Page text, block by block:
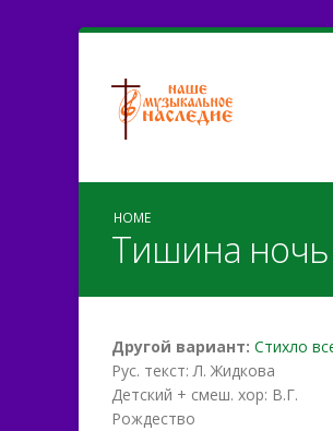
HOME
Тишина ночь
Другой вариант: Стихло
Рус. текст: Л. Жидкова
Детский + смеш. хор: В.Г.
Рождество